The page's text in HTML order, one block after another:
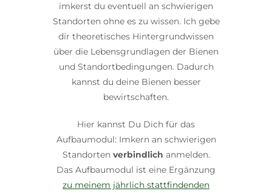
imkerst du eventuell an schwierigen
Standorten ohne es zu wissen. Ich gebe
dir theoretisches Hintergrundwissen
über die Lebensgrundlagen der Bienen
und Standortbedingungen. Dadurch
kannst du deine Bienen besser
bewirtschaften.
Hier kannst Du Dich für das
Aufbaumodul: Imkern an schwierigen
Standorten verbindlich anmelden.
Das Aufbaumodul ist eine Ergänzung
zu meinem jährlich stattfindenden